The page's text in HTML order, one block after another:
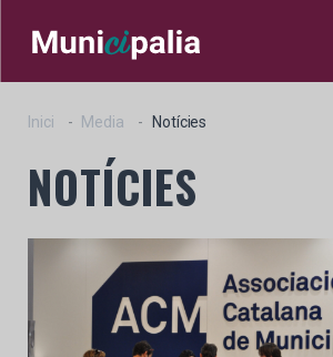
Inici Media Notícies
NOTÍCIES